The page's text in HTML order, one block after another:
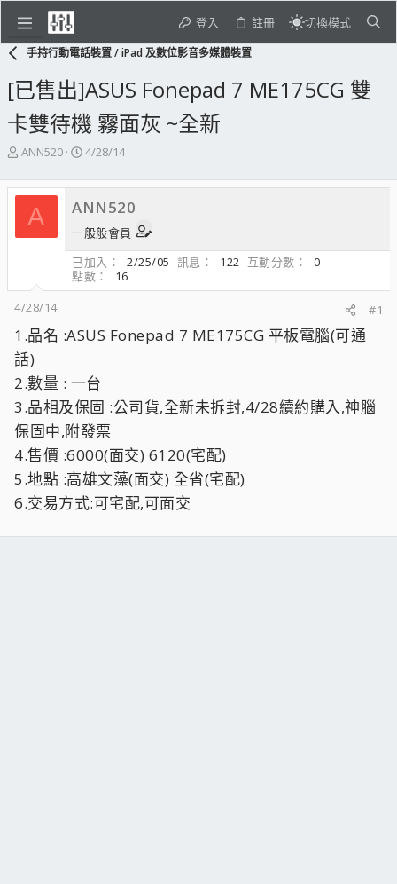
登入 註冊 切換模式
手持行動電話裝置 / iPad 及數位影音多媒體裝置
[已售出]ASUS Fonepad 7 ME175CG 雙
卡雙待機 霧面灰 ~全新
主
發
人
ANN520
開
日
期
4/28/14
A ANN520
一般般會員
已加入
2/25/05 訊息 122 互動分數
0
點數
16
4/28/14
#1
1.品名 :ASUS Fonepad 7 ME175CG 平板電腦(可通
話)
2.數量 : 一台
3.品相及保固 :公司貨,全新未拆封,4/28續約購入,神腦
保固中,附發票
4.售價 :6000(面交) 6120(宅配)
5.地點 :高雄文藻(面交) 全省(宅配)
6.交易方式:可宅配,可面交